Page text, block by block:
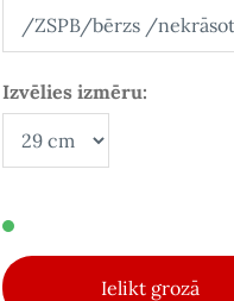
Izvēlies izmēru:
Ielikt grozā